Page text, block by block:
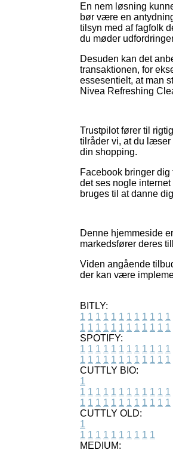
En nem løsning
bør være en
tilsyn med af fagfolk
du møder
Desuden kan det
transaktionen, for
essesentielt, at man
Nivea Refreshing
Trustpilot fører til
tilråder vi, at du
din shopping.
Facebook bringer
det ses nogle
bruges til at danne
Denne hjemmeside
markedsfører deres
Viden angående
der kan være
BITLY:
1 1 1 1 1 1 1 1 1 1 1 1
1 1 1 1 1 1 1 1 1 1 1 1
SPOTIFY:
1 1 1 1 1 1 1 1 1 1 1 1
1 1 1 1 1 1 1 1 1 1 1 1
CUTTLY BIO:
1
1 1 1 1 1 1 1 1 1 1 1 1
1 1 1 1 1 1 1 1 1 1 1 1
CUTTLY OLD:
1
1 1 1 1 1 1 1 1 1 1
MEDIUM: